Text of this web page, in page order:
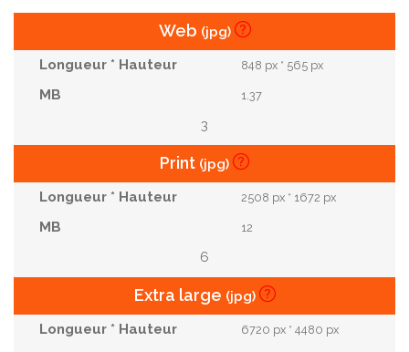
Web (jpg)
848 px * 565 px
1.37
3
Print (jpg)
2508 px * 1672 px
12
6
Extra large (jpg)
6720 px * 4480 px